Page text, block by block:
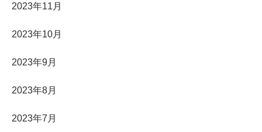
2023年11月
2023年10月
2023年9月
2023年8月
2023年7月